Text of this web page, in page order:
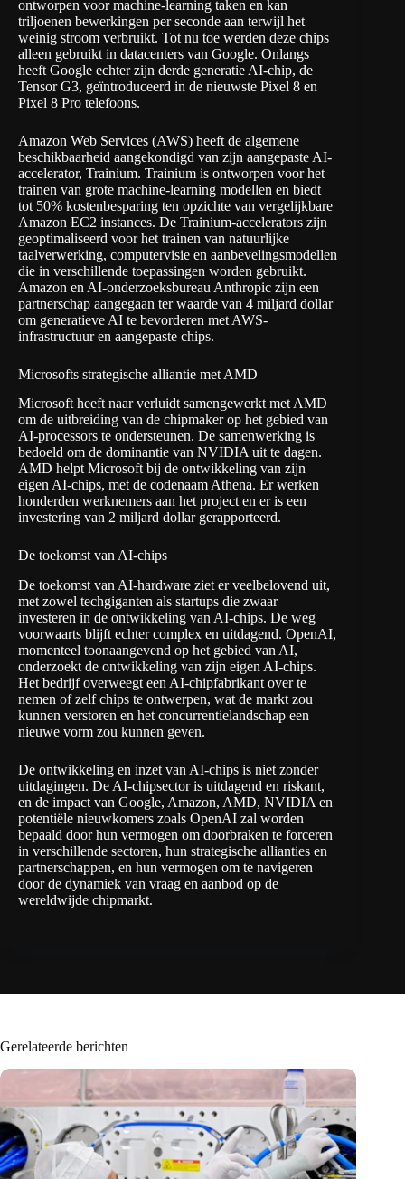
ontworpen voor machine-learning taken en kan
triljoenen bewerkingen per seconde aan terwijl het
weinig stroom verbruikt. Tot nu toe werden deze chips
alleen gebruikt in datacenters van Google. Onlangs
heeft Google echter zijn derde generatie AI-chip, de
Tensor G3, geïntroduceerd in de nieuwste Pixel 8 en
Pixel 8 Pro telefoons.
Amazon Web Services (AWS) heeft de algemene
beschikbaarheid aangekondigd van zijn aangepaste AI-
accelerator, Trainium. Trainium is ontworpen voor het
trainen van grote machine-learning modellen en biedt
tot 50% kostenbesparing ten opzichte van vergelijkbare
Amazon EC2 instances. De Trainium-accelerators zijn
geoptimaliseerd voor het trainen van natuurlijke
taalverwerking, computervisie en aanbevelingsmodellen
die in verschillende toepassingen worden gebruikt.
Amazon en AI-onderzoeksbureau Anthropic zijn een
partnerschap aangegaan ter waarde van 4 miljard dollar
om generatieve AI te bevorderen met AWS-
infrastructuur en aangepaste chips.
Microsofts strategische alliantie met AMD
Microsoft heeft naar verluidt samengewerkt met AMD
om de uitbreiding van de chipmaker op het gebied van
AI-processors te ondersteunen. De samenwerking is
bedoeld om de dominantie van NVIDIA uit te dagen.
AMD helpt Microsoft bij de ontwikkeling van zijn
eigen AI-chips, met de codenaam Athena. Er werken
honderden werknemers aan het project en er is een
investering van 2 miljard dollar gerapporteerd.
De toekomst van AI-chips
De toekomst van AI-hardware ziet er veelbelovend uit,
met zowel techgiganten als startups die zwaar
investeren in de ontwikkeling van AI-chips. De weg
voorwaarts blijft echter complex en uitdagend. OpenAI,
momenteel toonaangevend op het gebied van AI,
onderzoekt de ontwikkeling van zijn eigen AI-chips.
Het bedrijf overweegt een AI-chipfabrikant over te
nemen of zelf chips te ontwerpen, wat de markt zou
kunnen verstoren en het concurrentielandschap een
nieuwe vorm zou kunnen geven.
De ontwikkeling en inzet van AI-chips is niet zonder
uitdagingen. De AI-chipsector is uitdagend en riskant,
en de impact van Google, Amazon, AMD, NVIDIA en
potentiële nieuwkomers zoals OpenAI zal worden
bepaald door hun vermogen om doorbraken te forceren
in verschillende sectoren, hun strategische allianties en
partnerschappen, en hun vermogen om te navigeren
door de dynamiek van vraag en aanbod op de
wereldwijde chipmarkt.
Gerelateerde berichten